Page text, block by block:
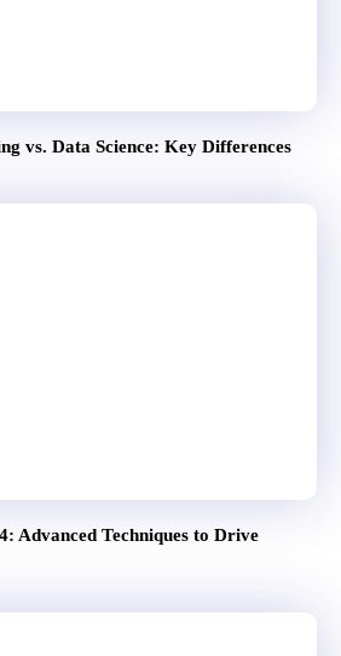
vs. Data Science: Key Differences
Advanced Techniques to Drive